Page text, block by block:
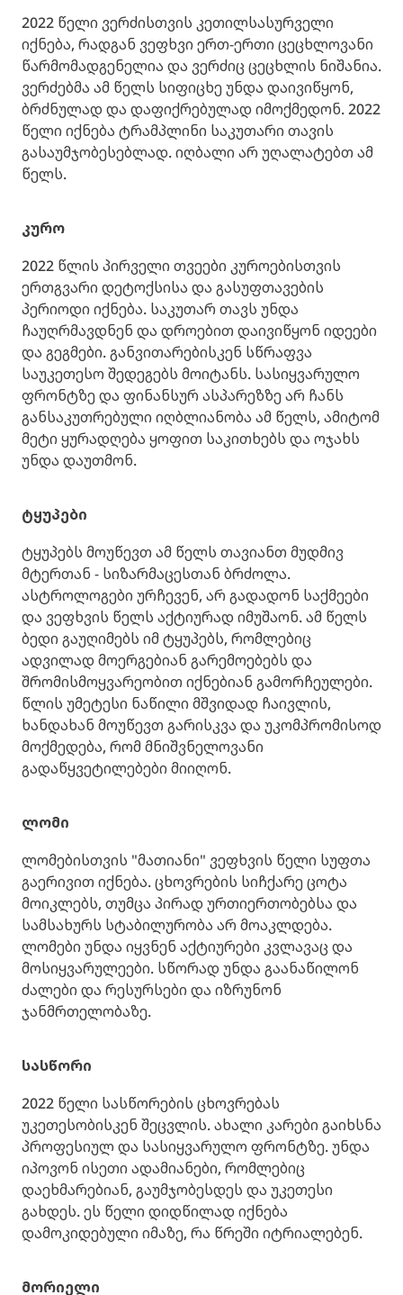
2022 წელი ვერძისთვის კეთილსასურველი
იქნება, რადგან ვეფხვი ერთ-ერთი ცეცხლოვანი
წარმომადგენელია და ვერძიც ცეცხლის ნიშანია.
ვერძებმა ამ წელს სიფიცხე უნდა დაივიწყონ,
ბრძნულად და დაფიქრებულად იმოქმედონ. 2022
წელი იქნება ტრამპლინი საკუთარი თავის
გასაუმჯობესებლად. იღბალი არ უღალატებთ ამ
წელს.
კურო
2022 წლის პირველი თვეები კუროებისთვის
ერთგვარი დეტოქსისა და გასუფთავების
პერიოდი იქნება. საკუთარ თავს უნდა
ჩაუღრმავდნენ და დროებით დაივიწყონ იდეები
და გეგმები. განვითარებისკენ სწრაფვა
საუკეთესო შედეგებს მოიტანს. სასიყვარულო
ფრონტზე და ფინანსურ ასპარეზზე არ ჩანს
განსაკუთრებული იღბლიანობა ამ წელს, ამიტომ
მეტი ყურადღება ყოფით საკითხებს და ოჯახს
უნდა დაუთმონ.
ტყუპები
ტყუპებს მოუწევთ ამ წელს თავიანთ მუდმივ
მტერთან - სიზარმაცესთან ბრძოლა.
ასტროლოგები ურჩევენ, არ გადადონ საქმეები
და ვეფხვის წელს აქტიურად იმუშაონ. ამ წელს
ბედი გაუღიმებს იმ ტყუპებს, რომლებიც
ადვილად მოერგებიან გარემოებებს და
შრომისმოყვარეობით იქნებიან გამორჩეულები.
წლის უმეტესი ნაწილი მშვიდად ჩაივლის,
ხანდახან მოუწევთ გარისკვა და უკომპრომისოდ
მოქმედება, რომ მნიშვნელოვანი
გადაწყვეტილებები მიიღონ.
ლომი
ლომებისთვის "მათიანი" ვეფხვის წელი სუფთა
გაერივით იქნება. ცხოვრების სიჩქარე ცოტა
მოიკლებს, თუმცა პირად ურთიერთობებსა და
სამსახურს სტაბილურობა არ მოაკლდება.
ლომები უნდა იყვნენ აქტიურები კვლავაც და
მოსიყვარულეები. სწორად უნდა გაანაწილონ
ძალები და რესურსები და იზრუნონ
ჯანმრთელობაზე.
სასწორი
2022 წელი სასწორების ცხოვრებას
უკეთესობისკენ შეცვლის. ახალი კარები გაიხსნა
პროფესიულ და სასიყვარულო ფრონტზე. უნდა
იპოვონ ისეთი ადამიანები, რომლებიც
დაეხმარებიან, გაუმჯობესდეს და უკეთესი
გახდეს. ეს წელი დიდწილად იქნება
დამოკიდებული იმაზე, რა წრეში იტრიალებენ.
მორიელი